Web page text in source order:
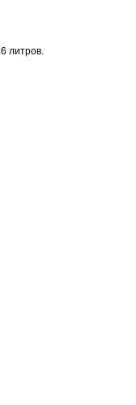
литров.